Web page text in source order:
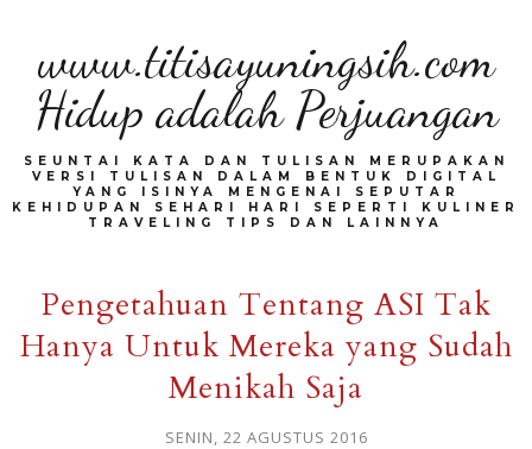
www.titisayuningsih.com
Hidup adalah Perjuangan
SEUNTAI KATA DAN TULISAN MERUPAKAN
VERSI TULISAN DALAM BENTUK DIGITAL
YANG ISINYA MENGENAI SEPUTAR
KEHIDUPAN SEHARI HARI SEPERTI KULINER
TRAVELING TIPS DAN LAINNYA
Pengetahuan Tentang ASI Tak
Hanya Untuk Mereka yang Sudah
Menikah Saja
SENIN, 22 AGUSTUS 2016